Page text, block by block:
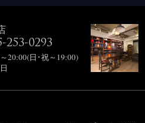
253-0293
20:00(日･祝～19:00)